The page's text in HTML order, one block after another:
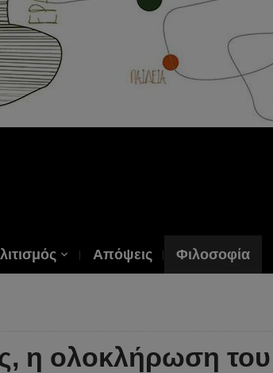
Απόψεις Φιλοσοφία
η ολοκλήρωση του